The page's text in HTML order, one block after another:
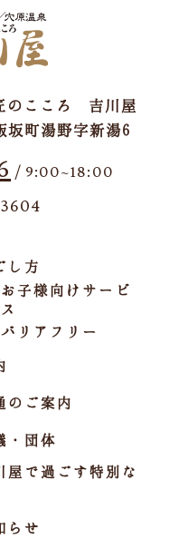
こころ 吉川屋
坂町湯野字新湯6
/ 9:00~18:00
し方
お子様向けサービ
ス
バリアフリー
のご案内
・団体
屋で過ごす特別な
らせ